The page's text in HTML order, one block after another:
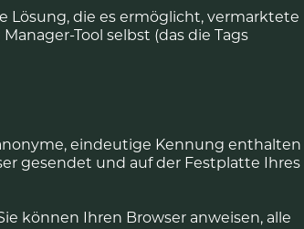
Lösung, die es ermöglicht, vermarktete
Tool selbst (das die Tags
eindeutige Kennung enthalten
gesendet und auf der Festplatte Ihres
können Ihren Browser anweisen, alle